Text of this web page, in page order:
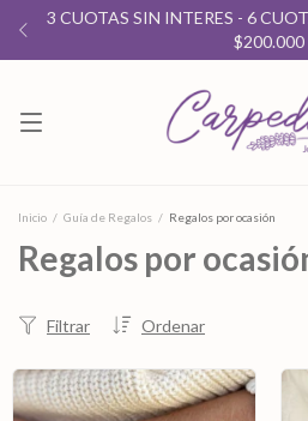
3 CUOTAS SIN INTERES - 6
$200.000
Inicio / Guía de Regalos / Regalos por ocasión
Regalos por
Ordenar
Filtrar